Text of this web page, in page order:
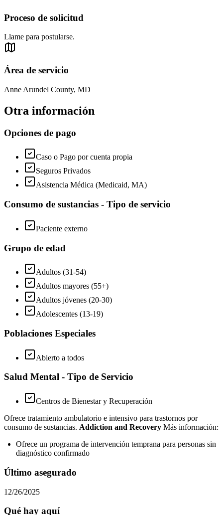
Proceso de solicitud
Llame para postularse.
Área de servicio
Anne Arundel County, MD
Otra información
Opciones de pago
Caso o Pago por cuenta propia
Seguros Privados
Asistencia Médica (Medicaid, MA)
Consumo de sustancias - Tipo de servicio
Paciente externo
Grupo de edad
Adultos (31-54)
Adultos mayores (55+)
Adultos jóvenes (20-30)
Adolescentes (13-19)
Poblaciones Especiales
Abierto a todos
Salud Mental - Tipo de Servicio
Centros de Bienestar y Recuperación
Ofrece tratamiento ambulatorio e intensivo para trastornos por
consumo de sustancias. Addiction and Recovery Más información:
Ofrece un programa de intervención temprana para personas sin
diagnóstico confirmado
Último asegurado
12/26/2025
Qué hay aquí